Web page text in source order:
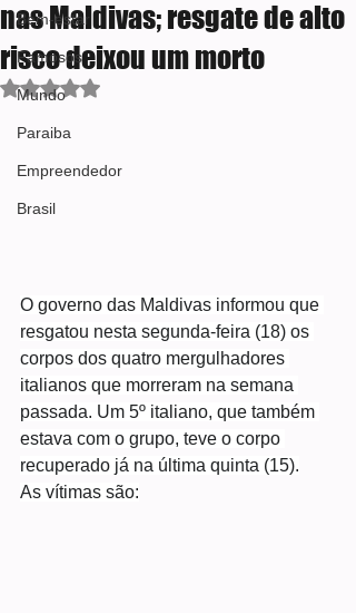
Bem-estar
Famosos
Mundo
Paraiba
Empreendedor
Brasil
nas Maldivas; resgate de alto
risco deixou um morto
Avaliado com NaN de 5 estrelas.
O governo das Maldivas informou que
resgatou nesta segunda-feira (18) os
corpos dos quatro mergulhadores
italianos que morreram na semana
passada. Um 5º italiano, que também
estava com o grupo, teve o corpo
recuperado já na última quinta (15).
As vítimas são: